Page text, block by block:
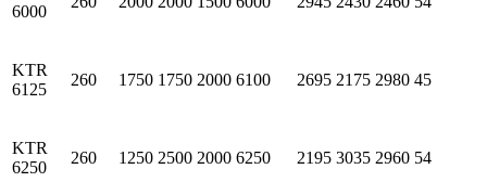
6000
KTR
6125
260 1750 1750 2000 6100 2695 2175 2980 45
KTR
6250
260 1250 2500 2000 6250 2195 3035 2960 54